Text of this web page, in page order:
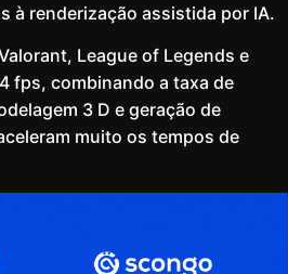
à renderização assistida por IA.
League of Legends e
fps, combinando a taxa de
3 D e geração de
muito os tempos de